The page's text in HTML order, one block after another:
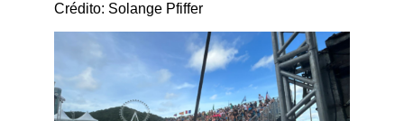
Crédito: Solange Pfiffer